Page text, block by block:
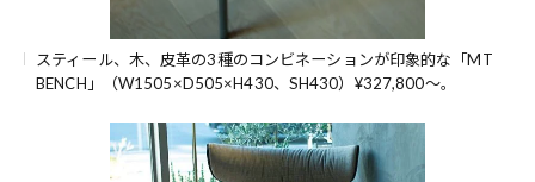
スティール、木、皮革の3種のコンビネーションが印象的な「MT
BENCH」（W1505×D505×H430、SH430）¥327,800～。